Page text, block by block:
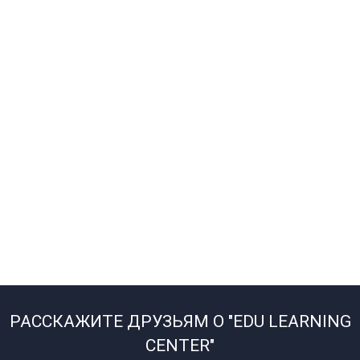
РАССКАЖИТЕ ДРУЗЬЯМ О "EDU LEARNING
CENTER"